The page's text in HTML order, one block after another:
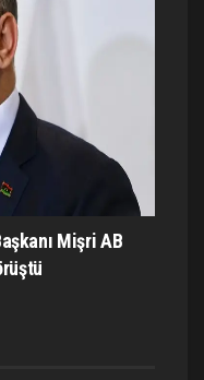
Mişri AB